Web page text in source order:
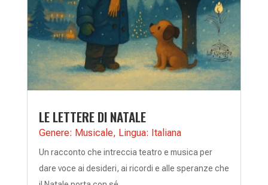
LE LETTERE DI NATALE
Genere: Musicale, Lingua: Italiana
Un racconto che intreccia teatro e musica per
dare voce ai desideri, ai ricordi e alle speranze che